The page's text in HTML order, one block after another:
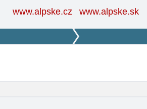
www.alpske.cz www.alpske.sk